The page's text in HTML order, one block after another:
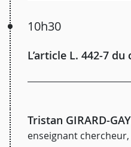
10h30
L’article L. 442-7
Tristan GIRARD-
enseignant